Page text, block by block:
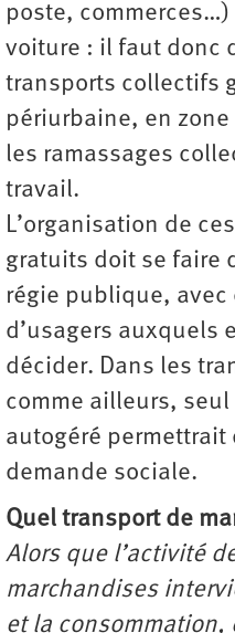
poste,
voiture : il faut donc
transports collectifs
périurbaine, en
les ramassages
travail.
L’organisation de
gratuits doit se faire
régie publique,
d’usagers auxquels
décider. Dans les
comme ailleurs,
autogéré permettrait
demande sociale.
Quel transport de
Alors que l’activité
marchandises
et la